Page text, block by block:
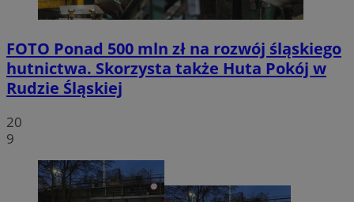
FOTO Ponad 500 mln zł na rozwój śląskiego
hutnictwa. Skorzysta także Huta Pokój w
Rudzie Śląskiej
20
9